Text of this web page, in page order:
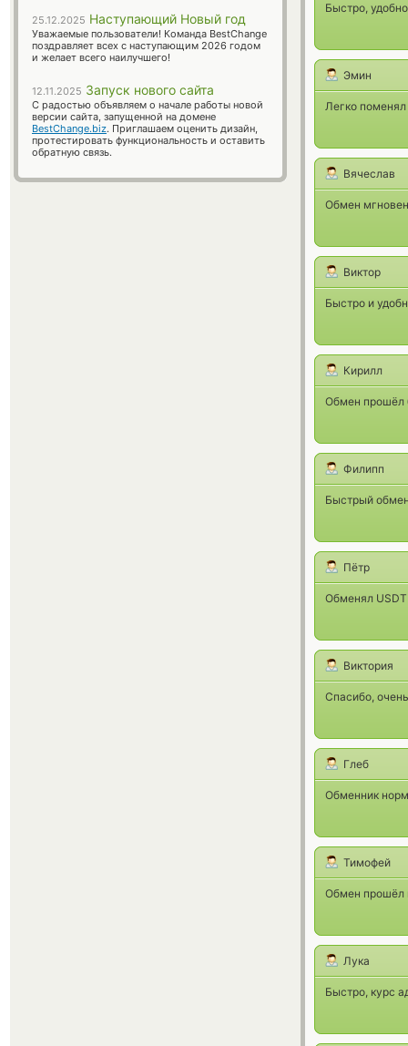
Быстро,
Эмин
Легко поменял
Вячеслав
Обмен
Виктор
Быстро и
Кирилл
Обмен прошёл
Филипп
Быстрый
Пётр
Обменял
Виктория
Спасибо,
Глеб
Обменник
Тимофей
Обмен прошёл
Лука
Быстро, курс
25.12.2025 Наступающий Новый год
Уважаемые пользователи! Команда BestChange
поздравляет всех с наступающим 2026 годом
и желает всего наилучшего!
12.11.2025 Запуск нового сайта
С радостью объявляем о начале работы новой
версии сайта, запущенной на домене
BestChange.biz. Приглашаем оценить дизайн,
протестировать функциональность и оставить
обратную связь.